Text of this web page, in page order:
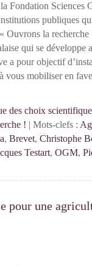
Fondation Sciences
publiques
Ouvrons la
qui se développe
a pour objectif
vous mobiliser en
des choix
! | Mots-clefs :
, Brevet, Christophe
Testart, OGM,
pour une